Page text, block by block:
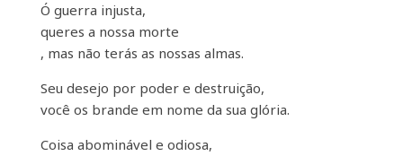
Ó guerra injusta,
queres a nossa morte
, mas não terás as nossas almas.
Seu desejo por poder e destruição,
você os brande em nome da sua glória.
Coisa abominável e odiosa,